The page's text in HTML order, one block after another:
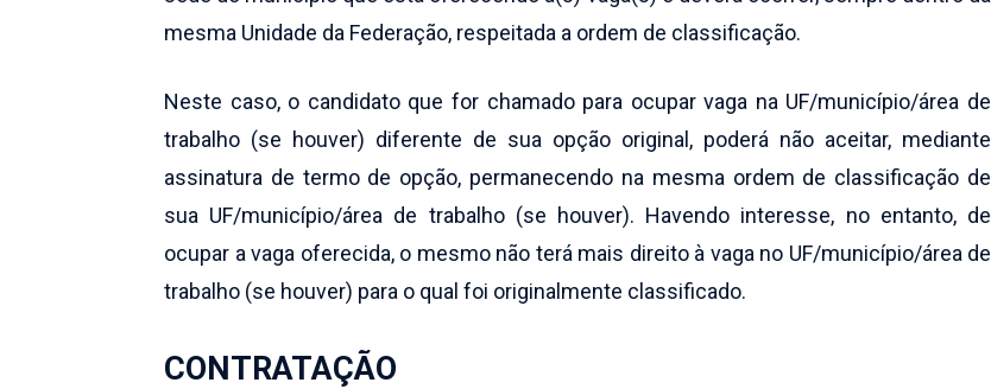
mesma Unidade da Federação, respeitada a ordem de classificação.
Neste caso, o candidato que for chamado para ocupar vaga na UF/município/área de
trabalho (se houver) diferente de sua opção original, poderá não aceitar, mediante
assinatura de termo de opção, permanecendo na mesma ordem de classificação de
sua UF/município/área de trabalho (se houver). Havendo interesse, no entanto, de
ocupar a vaga oferecida, o mesmo não terá mais direito à vaga no UF/município/área de
trabalho (se houver) para o qual foi originalmente classificado.
CONTRATAÇÃO